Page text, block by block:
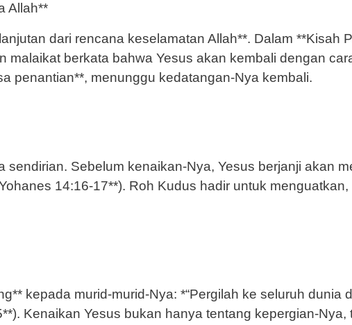
Allah**
dari rencana keselamatan Allah**. Dalam **Kisah
malaikat berkata bahwa Yesus akan kembali dengan
penantian**, menunggu kedatangan-Nya kembali.
Sebelum kenaikan-Nya, Yesus berjanji akan
14:16-17**). Roh Kudus hadir untuk menguatkan,
kepada murid-murid-Nya: *“Pergilah ke seluruh dunia
Kenaikan Yesus bukan hanya tentang kepergian-Nya,